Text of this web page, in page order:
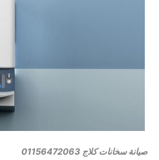
صيانة سخانات كلاج 01156472063